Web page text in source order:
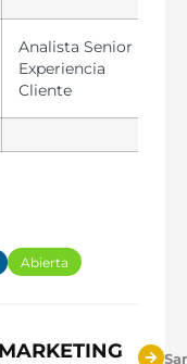
Analista Senior
Experiencia
Cliente
Abierta